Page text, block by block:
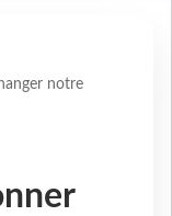
notre